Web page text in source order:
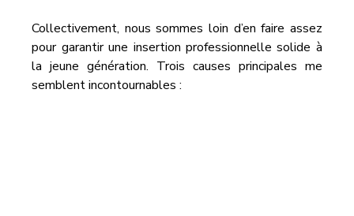
Collectivement, nous sommes loin d’en faire assez
pour garantir une insertion professionnelle solide à
la jeune génération. Trois causes principales me
semblent incontournables :